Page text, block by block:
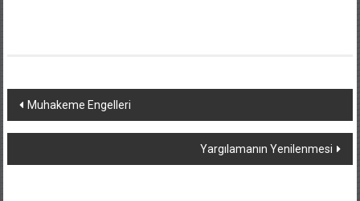
Yazı
dolaşımı
Muhakeme Engelleri
Yargılamanın Yenilenmesi